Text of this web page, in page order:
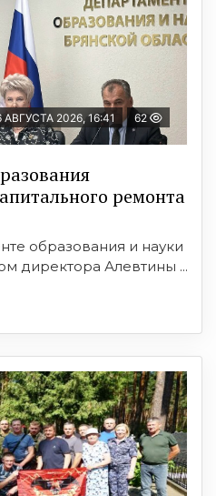
АВГУСТА 2026, 16:41 62
ремонта
образования и науки
директора Алевтины ...